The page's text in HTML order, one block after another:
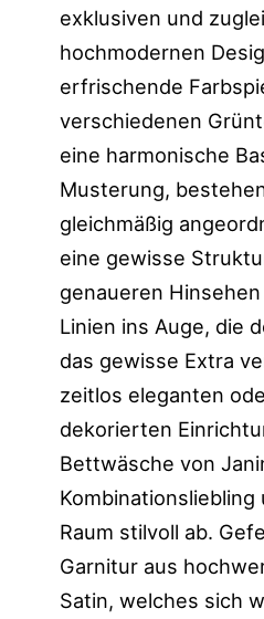
exklusiven und
hochmodernen
erfrischende
verschiedenen
eine harmonische
Musterung,
gleichmäßig
eine gewisse
genaueren
Linien ins Auge, die
das gewisse Extra
zeitlos eleganten
dekorierten
Bettwäsche von
Raum stilvoll ab.
Garnitur aus
Satin, welches sich